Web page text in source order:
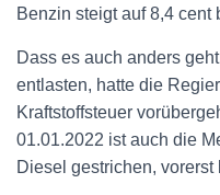
Benzin steigt auf 8,4 cent
Dass es auch anders
entlasten, hatte die
Kraftstoffsteuer
01.01.2022 ist auch die
Diesel gestrichen,